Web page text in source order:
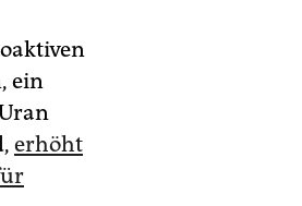
ein
erhöht